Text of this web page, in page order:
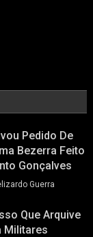
Pedido De
Bezerra Feito
Gonçalves
Guerra
Que Arquive
Militares